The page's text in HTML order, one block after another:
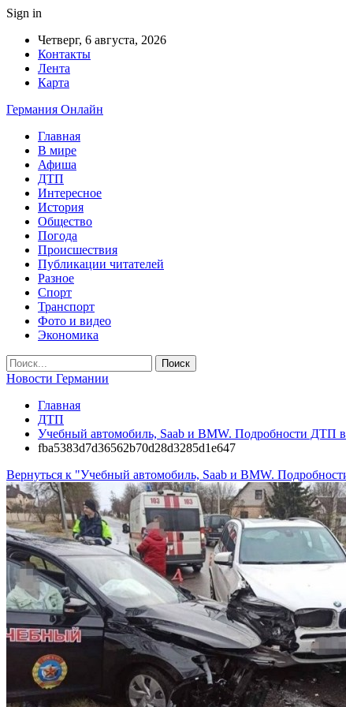
Sign in
Четверг, 6 августа, 2026
Контакты
Лента
Карта
Германия Онлайн
Главная
В мире
Афиша
ДТП
Интересное
История
Общество
Погода
Происшествия
Публикации читателей
Разное
Спорт
Транспорт
Фото и видео
Экономика
Новости Германии
Главная
ДТП
Учебный автомобиль, Saab и BMW. Подробности ДТП в
fba5383d7d36562b70d28d3285d1e647
Вернуться к "Учебный автомобиль, Saab и BMW.